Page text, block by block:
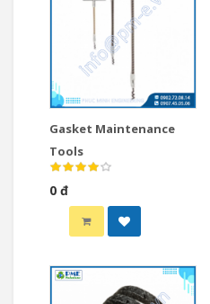
Gasket Maintenance
Tools
0 đ